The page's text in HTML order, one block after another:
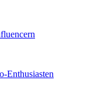
Enthusiasten